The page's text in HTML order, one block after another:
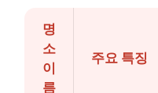
명
소
이
름
주요 특징